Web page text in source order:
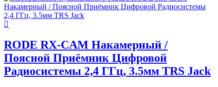
RODE RX-CAM Накамерный /
Поясной Приёмник Цифровой
Радиосистемы 2,4 ГГц, 3.5мм TRS Jack